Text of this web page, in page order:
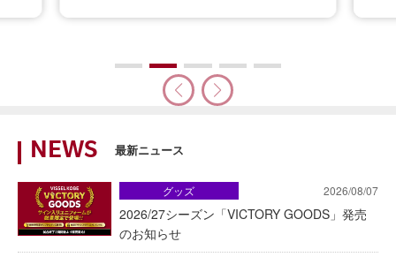
NEWS 最新ニュース
2026/08/07
2026/27シーズン「VICTORY GOODS」発売
のお知らせ
グッズ